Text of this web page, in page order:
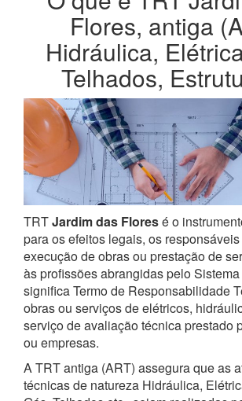
Flores, antiga
Hidráulica,
Telhados,
TRTJardim das Floresé o
para os efeitos legais, os
execução de obras ou prestação de
às profissões abrangidas pelo
significa Termo de Responsabilidade
obras ou serviços de elétricos,
serviço de avaliação técnica prestado
ou empresas.
A TRT antiga (ART) assegura que as
técnicas de natureza Hidráulica,